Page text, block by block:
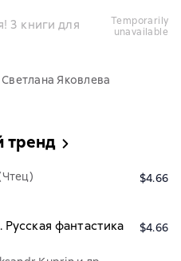
3 книги для
Яковлева
temporarily
unavailable
тренд
$4.66
фантастика $4.66